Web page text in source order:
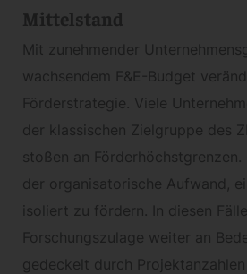
Mittelstand
Mit zunehmender
wachsendem F&E-Budget
Förderstrategie. Viele
der klassischen Zielgruppe des
stoßen an
der organisatorische Aufwand,
isoliert zu fördern. In diesen
Forschungszulage weiter an
gedeckelt durch Projektanzahlen